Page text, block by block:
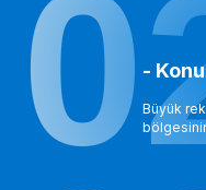
-
Büyük